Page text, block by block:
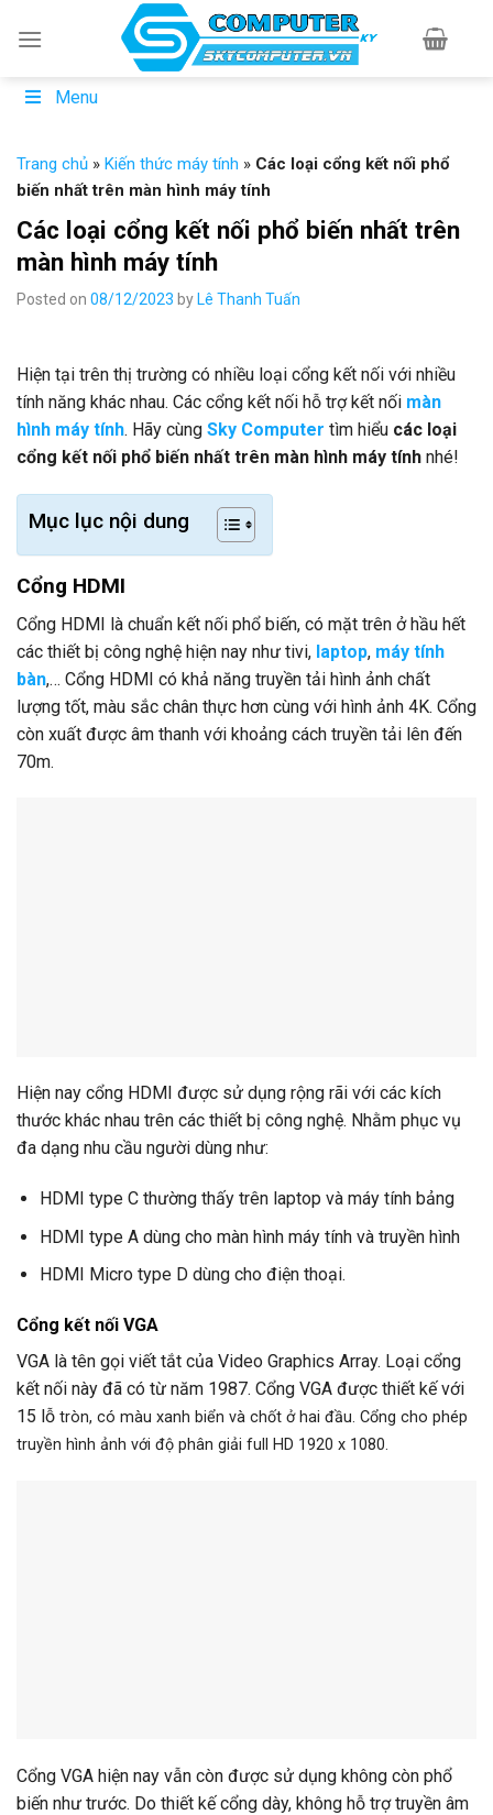
Menu
Trang chủ » Kiến thức máy tính » Các loại cổng kết nối phổ
biến nhất trên màn hình máy tính
Các loại cổng kết nối phổ biến nhất trên
màn hình máy tính
Posted on 08/12/2023 by Lê Thanh Tuấn
Hiện tại trên thị trường có nhiều loại cổng kết nối với nhiều
tính năng khác nhau. Các cổng kết nối hỗ trợ kết nối màn
hình máy tính. Hãy cùng Sky Computer tìm hiểu các loại
cổng kết nối phổ biến nhất trên màn hình máy tính nhé!
Mục lục nội dung
Cổng HDMI
Cổng HDMI là chuẩn kết nối phổ biến, có mặt trên ở hầu hết
các thiết bị công nghệ hiện nay như tivi, laptop, máy tính
bàn,… Cổng HDMI có khả năng truyền tải hình ảnh chất
lượng tốt, màu sắc chân thực hơn cùng với hình ảnh 4K. Cổng
còn xuất được âm thanh với khoảng cách truyền tải lên đến
70m.
Hiện nay cổng HDMI được sử dụng rộng rãi với các kích
thước khác nhau trên các thiết bị công nghệ. Nhằm phục vụ
đa dạng nhu cầu người dùng như:
HDMI type C thường thấy trên laptop và máy tính bảng
HDMI type A dùng cho màn hình máy tính và truyền hình
HDMI Micro type D dùng cho điện thoại.
Cổng kết nối VGA
VGA là tên gọi viết tắt của Video Graphics Array. Loại cổng
kết nối này đã có từ năm 1987. Cổng VGA được thiết kế với
15 lỗ tròn, có màu xanh biển và chốt ở hai đầu. Cổng cho phép
truyền hình ảnh với độ phân giải full HD 1920 x 1080.
Cổng VGA hiện nay vẫn còn được sử dụng không còn phổ
biến như trước. Do thiết kế cổng dày, không hỗ trợ truyền âm